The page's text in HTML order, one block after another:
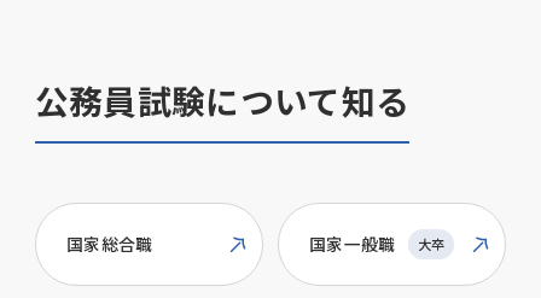
公務員試験について知る
国家総合職 国家一般職 大卒